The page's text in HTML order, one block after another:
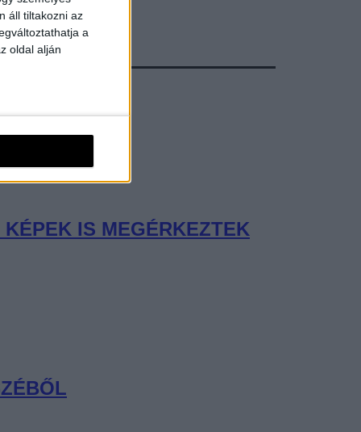
áll tiltakozni az
a
oldal alján
IS MEGÉRKEZTEK